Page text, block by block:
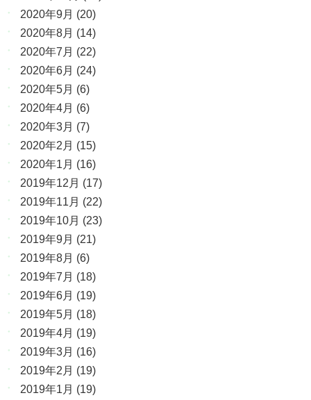
2020年9月 (20)
2020年8月 (14)
2020年7月 (22)
2020年6月 (24)
2020年5月 (6)
2020年4月 (6)
2020年3月 (7)
2020年2月 (15)
2020年1月 (16)
2019年12月 (17)
2019年11月 (22)
2019年10月 (23)
2019年9月 (21)
2019年8月 (6)
2019年7月 (18)
2019年6月 (19)
2019年5月 (18)
2019年4月 (19)
2019年3月 (16)
2019年2月 (19)
2019年1月 (19)